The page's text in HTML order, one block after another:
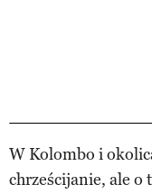
W Kolombo i
chrześcijanie, ale o